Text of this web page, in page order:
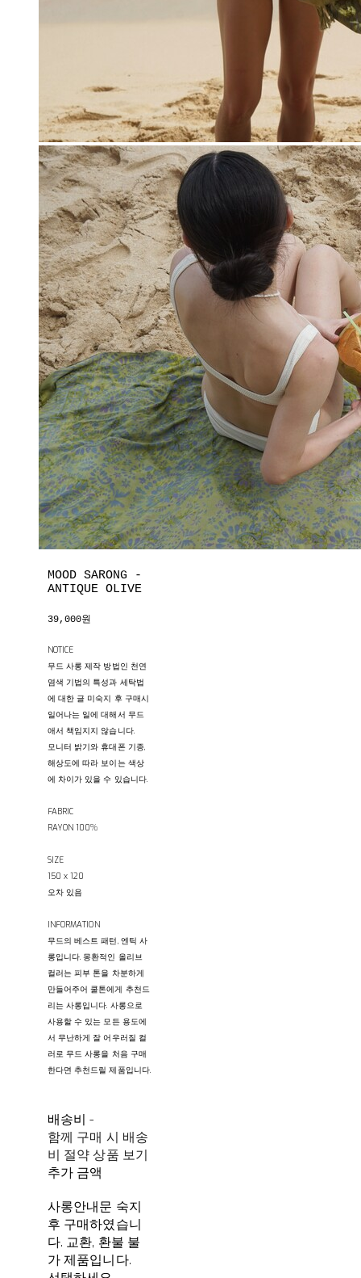
MOOD SARONG -
ANTIQUE OLIVE
39,000원
NOTICE
무드 사롱 제작 방법인 천연
염색 기법의 특성과 세탁법
에 대한 글 미숙지 후 구매시
일어나는 일에 대해서 무드
애서 책임지지 않습니다.
모니터 밝기와 휴대폰 기종,
해상도에 따라 보이는 색상
에 차이가 있을 수 있습니다.
FABRIC
RAYON 100%
SIZE
150 x 120
오차 있음
INFORMATION
무드의 베스트 패턴, 엔틱 사
롱입니다. 몽환적인 올리브
컬러는 피부 톤을 차분하게
만들어주어 쿨톤에게 추천드
리는 사롱입니다. 사롱으로
사용할 수 있는 모든 용도에
서 무난하게 잘 어우러질 컬
러로 무드 사롱을 처음 구매
한다면 추천드릴 제품입니다.
배송비-
함께 구매 시 배송
비 절약 상품 보기
추가 금액
사롱안내문 숙지
후 구매하였습니
다. 교환, 환불 불
가 제품입니다.